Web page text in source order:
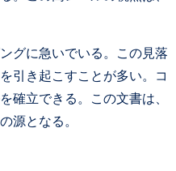
グに急いでいる。この見落
引き起こすことが多い。コ
確立できる。この文書は、
源となる。